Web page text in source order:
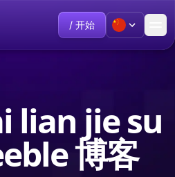
/ 开始
lian jie su
博客